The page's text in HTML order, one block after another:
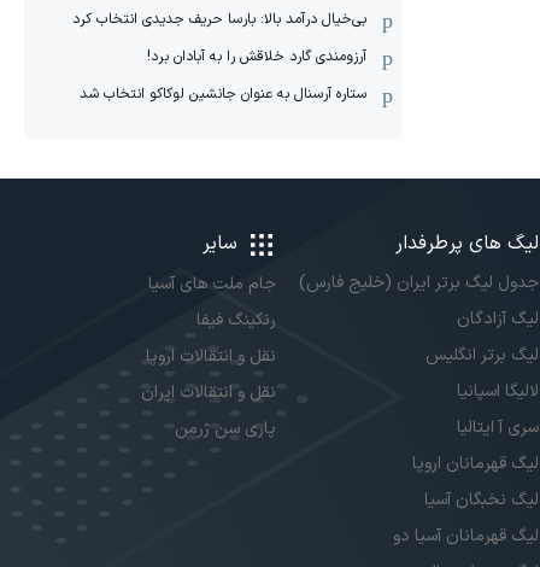
بی‌خیال درآمد بالا: بارسا حریف جدیدی انتخاب کرد
آرزومندی گارد خلاقش را به آبادان برد!
ستاره آرسنال به عنوان جانشین لوکاکو انتخاب شد
لیگ های پرطرفدار
جدول لیگ برتر ایران (خلیج فارس)
لیگ آزادگان
لیگ برتر انگلیس
لالیگا اسپانیا
سری آ ایتالیا
لیگ قهرمانان اروپا
لیگ نخبگان آسیا
لیگ قهرمانان آسیا دو
سایر
جام ملت های آسیا
رنکینگ فیفا
نقل و انتقالات اروپا
نقل و انتقالات ایران
پاری سن ژرمن